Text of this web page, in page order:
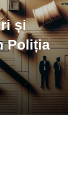
și
Poliția